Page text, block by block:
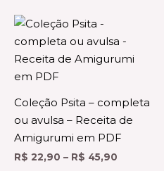
Coleção Psita – completa
ou avulsa – Receita de
Amigurumi em PDF
R$ 22,90 – R$ 45,90
preço:
R$ 22,90
Este
produto
tem
As
opções
podem
ser